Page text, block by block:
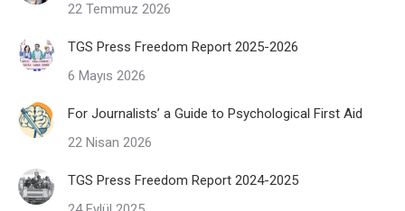
22 Temmuz 2026
TGS Press Freedom Report 2025-2026
6 Mayıs 2026
For Journalists’ a Guide to Psychological First Aid
22 Nisan 2026
TGS Press Freedom Report 2024-2025